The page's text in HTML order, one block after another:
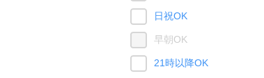
日祝OK
早朝OK
21時以降OK